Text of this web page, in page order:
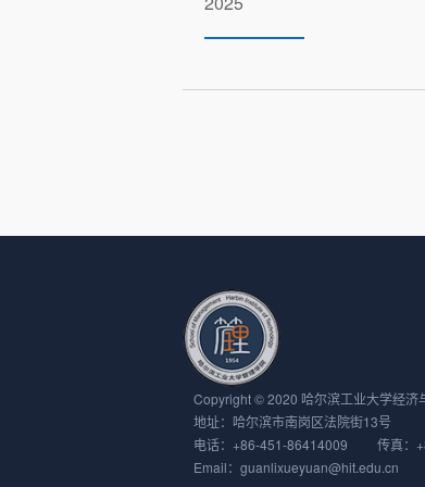
Copyright © 2020 哈尔滨工业大学经济
地址：哈尔滨市南岗区法院街13号
电话：+86-451-86414009 传真：
Email：guanlixueyuan@hit.edu.cn